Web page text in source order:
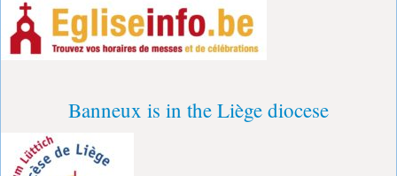
Banneux is in the Liège diocese